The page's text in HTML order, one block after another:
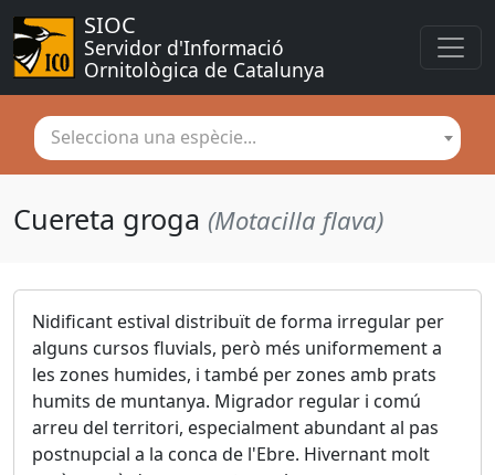
SIOC
Servidor d'Informació
Ornitològica de Catalunya
Selecciona una espècie...
Cuereta groga (Motacilla flava)
Nidificant estival distribuït de forma irregular per
alguns cursos fluvials, però més uniformement a
les zones humides, i també per zones amb prats
humits de muntanya. Migrador regular i comú
arreu del territori, especialment abundant al pas
postnupcial a la conca de l'Ebre. Hivernant molt